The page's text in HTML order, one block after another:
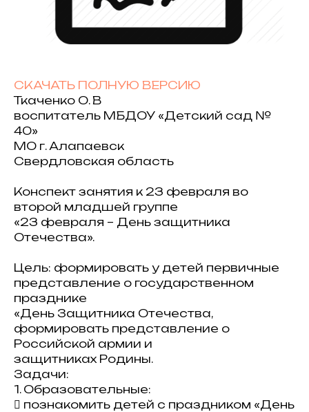
СКАЧАТЬ ПОЛНУЮ ВЕРСИЮ
Ткаченко О. В
воспитатель МБДОУ «Детский сад №
40»
МО г. Алапаевск
Свердловская область
Конспект занятия к 23 февраля во
второй младшей группе
«23 февраля – День защитника
Отечества».
Цель: формировать у детей первичные
представление о государственном
празднике
«День Защитника Отечества,
формировать представление о
Российской армии и
защитниках Родины.
Задачи:
1. Образовательные:
 познакомить детей с праздником «День